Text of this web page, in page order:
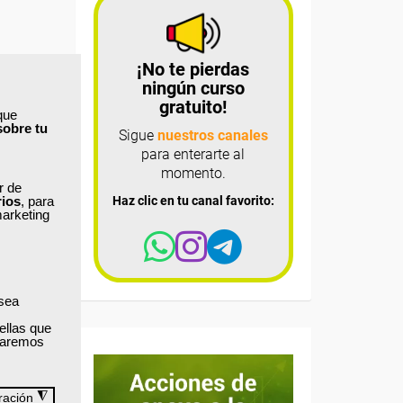
tu
de
, para
que
◮
¡No te pierdas
ningún curso
gratuito!
Sigue nuestros canales
para enterarte al
momento.
Haz clic en tu canal favorito: